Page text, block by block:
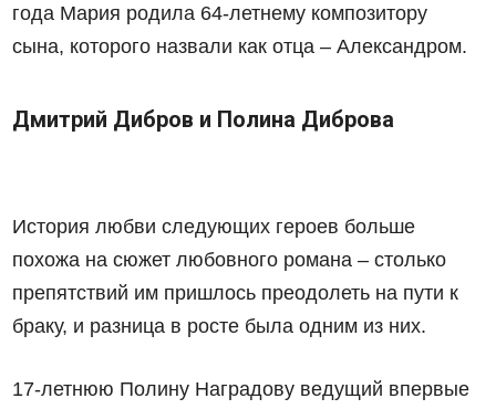
года Мария родила 64-летнему композитору
сына, которого назвали как отца – Александром.
Дмитрий Дибров и Полина Диброва
История любви следующих героев больше
похожа на сюжет любовного романа – столько
препятствий им пришлось преодолеть на пути к
браку, и разница в росте была одним из них.
17-летнюю Полину Наградову ведущий впервые